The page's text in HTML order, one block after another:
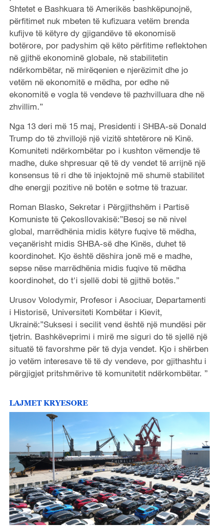
Shtetet e Bashkuara të Amerikës bashkëpunojnë,
përfitimet nuk mbeten të kufizuara vetëm brenda
kufijve të këtyre dy gjigandëve të ekonomisë
botërore, por padyshim që këto përfitime reflektohen
në gjithë ekonominë globale, në stabilitetin
ndërkombëtar, në mirëqenien e njerëzimit dhe jo
vetëm në ekonomitë e mëdha, por edhe në
ekonomitë e vogla të vendeve të pazhvilluara dhe në
zhvillim.”
Nga 13 deri më 15 maj, Presidenti i SHBA-së Donald
Trump do të zhvillojë një vizitë shtetërore në Kinë.
Komuniteti ndërkombëtar po i kushton vëmendje të
madhe, duke shpresuar që të dy vendet të arrijnë një
konsensus të ri dhe të injektojnë më shumë stabilitet
dhe energji pozitive në botën e sotme të trazuar.
Roman Blasko, Sekretar i Përgjithshëm i Partisë
Komuniste të Çekosllovakisë:”Besoj se në nivel
global, marrëdhënia midis këtyre fuqive të mëdha,
veçanërisht midis SHBA-së dhe Kinës, duhet të
koordinohet. Kjo është dëshira jonë më e madhe,
sepse nëse marrëdhënia midis fuqive të mëdha
koordinohet, do t'i sjellë dobi të gjithë botës.”
Urusov Volodymir, Profesor i Asociuar, Departamenti
i Historisë, Universiteti Kombëtar i Kievit,
Ukrainë:”Suksesi i secilit vend është një mundësi për
tjetrin. Bashkëveprimi i mirë me siguri do të sjellë një
situatë të favorshme për të dyja vendet. Kjo i shërben
jo vetëm interesave të të dy vendeve, por gjithashtu i
përgjigjet pritshmërive të komunitetit ndërkombëtar. ”
LAJMET KRYESORE